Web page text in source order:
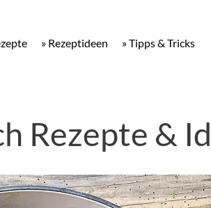
» Tipps & Tricks
» Rezeptideen
Rezepte &